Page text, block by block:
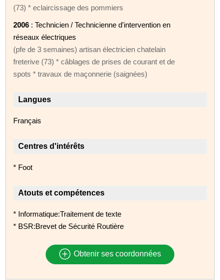
(73) * eclaircissage des pommiers
2006 : Technicien / Technicienne d'intervention en
réseaux électriques
(pfe de 3 semaines) artisan électricien chatelain
freterive (73) * câblages de prises de courant et de
spots * travaux de maçonnerie (saignées)
Langues
Français
Centres d'intérêts
* Foot
Atouts et compétences
* Informatique:Traitement de texte
* BSR:Brevet de Sécurité Routière
Obtenir ses coordonnées